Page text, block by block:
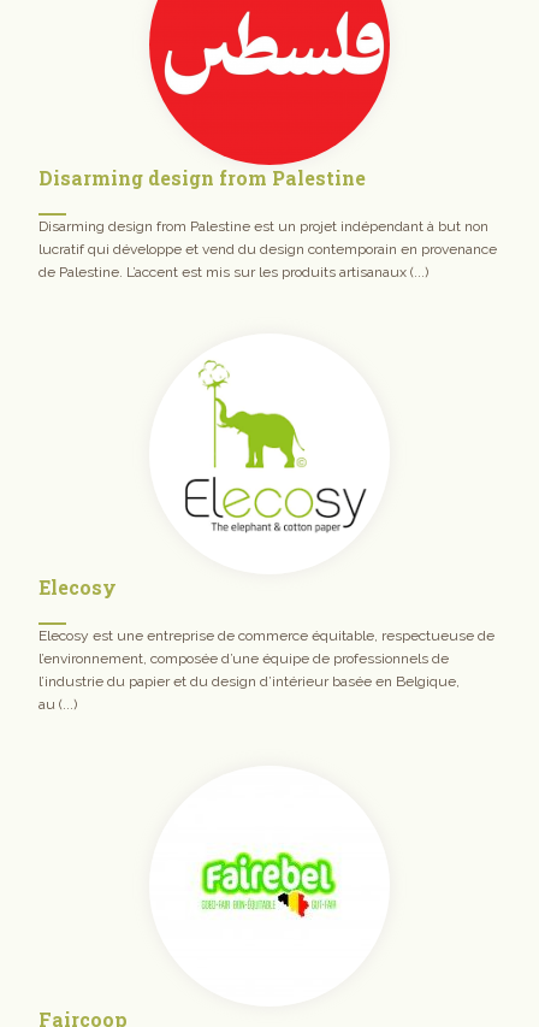
Disarming design from Palestine
Disarming design from Palestine est un projet indépendant à but non
lucratif qui développe et vend du design contemporain en provenance
de Palestine. L’accent est mis sur les produits artisanaux (...)
Elecosy
Elecosy est une entreprise de commerce équitable, respectueuse de
l’environnement, composée d’une équipe de professionnels de
l’industrie du papier et du design d’intérieur basée en Belgique,
au (...)
Faircoop